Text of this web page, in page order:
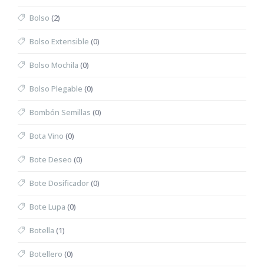
Bolso (2)
Bolso Extensible (0)
Bolso Mochila (0)
Bolso Plegable (0)
Bombón Semillas (0)
Bota Vino (0)
Bote Deseo (0)
Bote Dosificador(0)
Bote Lupa (0)
Botella (1)
Botellero (0)